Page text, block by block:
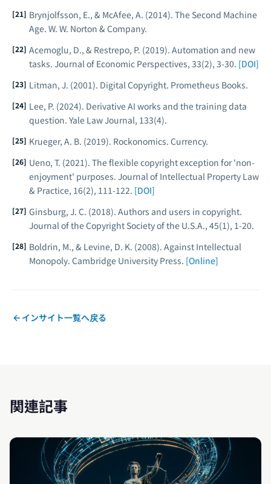
Brynjolfsson, E., & McAfee, A. (2014). The Second Machine
Age. W. W. Norton & Company.
Acemoglu, D., & Restrepo, P. (2019). Automation and new
tasks. Journal of Economic Perspectives, 33(2), 3-30. [DOI]
Litman, J. (2001). Digital Copyright. Prometheus Books.
Lee, P. (2024). Derivative AI works and the training data
question. Yale Law Journal, 133(4).
Krueger, A. B. (2019). Rockonomics. Currency.
Ueno, T. (2021). The flexible copyright exception for 'non-
enjoyment' purposes. Journal of Intellectual Property Law
& Practice, 16(2), 111-122. [DOI]
Ginsburg, J. C. (2018). Authors and users in copyright.
Journal of the Copyright Society of the U.S.A., 45(1), 1-20.
Boldrin, M., & Levine, D. K. (2008). Against Intellectual
Monopoly. Cambridge University Press. [Online]
インサイト一覧へ戻る
関連記事